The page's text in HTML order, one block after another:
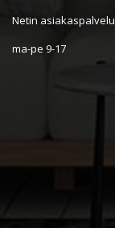
Netin asiakaspalvelu
ma-pe 9-17